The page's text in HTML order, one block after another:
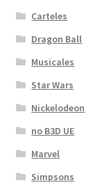
Carteles
Dragon Ball
Musicales
Star Wars
Nickelodeon
no B3D UE
Marvel
Simpsons